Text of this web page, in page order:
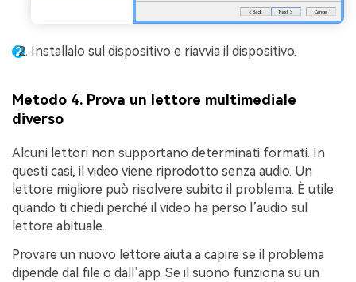
Installalo sul dispositivo e riavvia il dispositivo.
Metodo 4. Prova un lettore multimediale
diverso
Alcuni lettori non supportano determinati formati. In
questi casi, il video viene riprodotto senza audio. Un
lettore migliore può risolvere subito il problema. È utile
quando ti chiedi perché il video ha perso l’audio sul
lettore abituale.
Provare un nuovo lettore aiuta a capire se il problema
dipende dal file o dall’app. Se il suono funziona su un